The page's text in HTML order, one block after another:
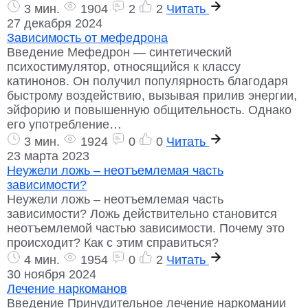
3 мин.
1904 2 2 Читать
27 декабря 2024
Зависимость от мефедрона
Введение Мефедрон — синтетический
психостимулятор, относящийся к классу
катинонов. Он получил популярность благодаря
быстрому воздействию, вызывая прилив энергии,
эйфорию и повышенную общительность. Однако
его употребление…
3 мин.
1924 0 0 Читать
23 марта 2023
Неужели ложь – неотъемлемая часть
зависимости?
Неужели ложь – неотъемлемая часть
зависимости? Ложь действительно становится
неотъемлемой частью зависимости. Почему это
происходит? Как с этим справиться?
4 мин.
1954 0 2 Читать
30 ноября 2024
Лечение наркоманов
Введение Принудительное лечение наркомании